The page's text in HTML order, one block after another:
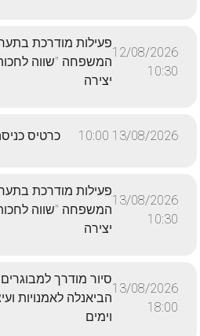
12/08/2026
10:30
פעילות מודרכת
המשפחה "שווה
יצירה
13/08/2026 10:00 כרטיס
13/08/2026
10:30
פעילות מודרכת
המשפחה "שווה
יצירה
13/08/2026
18:00
סיור מודרך
הביאנלה לאמנויות
וימים